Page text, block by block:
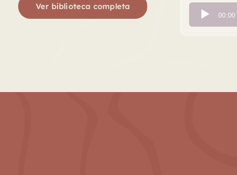
Ver biblioteca completa
Tocador
de
00:00